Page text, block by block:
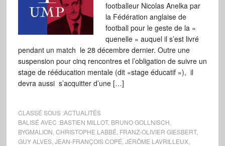
footballeur Nicolas Anelka par
la Fédération anglaise de
football pour le geste de la «
quenelle » auquel il s’est livré
pendant un match le 28 décembre dernier. Outre une
suspension pour cinq rencontres et l’obligation de suivre un
stage de rééducation mentale (dit «stage éducatif »), il
devra aussi s’acquitter d’une […]
CLASSÉ SOUS :ACTUALITÉS
BALISÉ AVEC :BASTIEN MILLOT, BRUNO GOLLNISCH
BYGMALION CHRISTOPHE LABBÉ FRANZ-OLIVIER GIESBERT,
GUY ALVES, JEAN-FRANÇOIS COPÉ JÉRÔME LAVRILLEUX,